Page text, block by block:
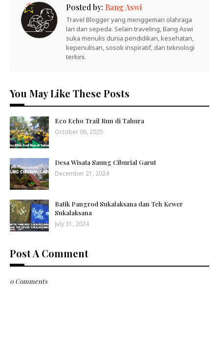
Posted by: Bang Aswi
Travel Blogger yang menggemari olahraga
lari dan sepeda. Selain traveling, Bang Aswi
suka menulis dunia pendidikan, kesehatan,
kepenulisan, sosok inspiratif, dan teknologi
terkini.
You May Like These Posts
Eco Echo Trail Run di Tahura
October 06, 2025
Desa Wisata Saung Ciburial Garut
December 21, 2024
Batik Pangrod Sukalaksana dan Teh Kewer
Sukalaksana
July 31, 2024
Post A Comment
0 Comments